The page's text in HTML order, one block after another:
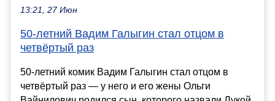
13:21, 27 Июн
50-летний Вадим Галыгин стал отцом в
четвёртый раз
50-летний комик Вадим Галыгин стал отцом в
четвёртый раз — у него и его жены Ольги